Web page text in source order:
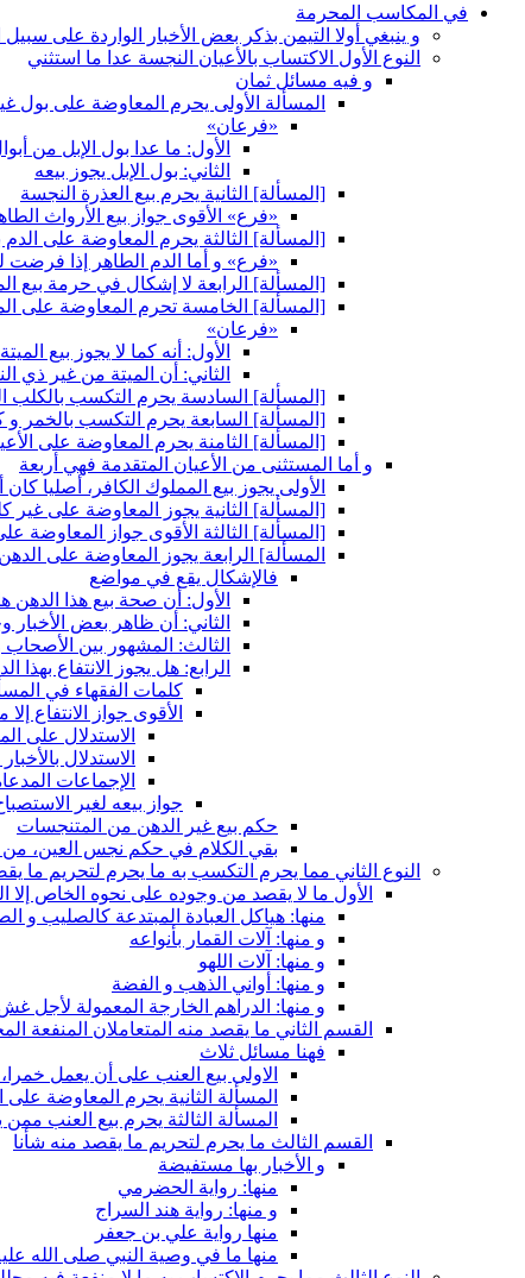
في المكاسب المحرمة
و ينبغي أولا التيمن بذكر بعض الأخبار الواردة على
النوع الأول الاكتساب بالأعيان النجسة عدا ما استثني
و فيه مسائل ثمان
المسألة الأولى يحرم المعاوضة على بول
«فرعان»
الأول: ما عدا بول الإبل من
الثاني: بول الإبل يجوز بيعه
[المسألة] الثانية يحرم بيع العذرة النجسة
«فرع» الأقوى جواز بيع الأرواث
[المسألة] الثالثة يحرم المعاوضة على الدم
«فرع» و أما الدم الطاهر إذا فرضت
[المسألة] الرابعة لا إشكال في حرمة بيع
[المسألة] الخامسة تحرم المعاوضة على
«فرعان»
الأول: أنه كما لا يجوز بيع
الثاني: أن الميتة من غير ذي
[المسألة] السادسة يحرم التكسب بالكلب
[المسألة] السابعة يحرم التكسب بالخمر
[المسألة] الثامنة يحرم المعاوضة على
و أما المستثنى من الأعيان المتقدمة فهي أربعة
الأولى يجوز بيع المملوك الكافر، أصليا كان
[المسألة] الثانية يجوز المعاوضة على
[المسألة] الثالثة الأقوى جواز المعاوضة
المسألة] الرابعة يجوز المعاوضة على
فالإشكال يقع في مواضع
الأول: أن صحة بيع هذا
الثاني: أن ظاهر بعض
الثالث: المشهور بين
الرابع: هل يجوز الانتفاع
كلمات الفقهاء في
الأقوى جواز الانتفاع
الاستدلال على
الاستدلال
الإجماعات
جواز بيعه لغير
حكم بيع غير الدهن من المتنجسات
بقي الكلام في حكم نجس العين، من
النوع الثاني مما يحرم التكسب به ما يحرم لتحريم ما
الأول ما لا يقصد من وجوده على نحوه الخاص إلا
منها: هياكل العبادة المبتدعة كالصليب و
و منها: آلات القمار بأنواعه
و منها: آلات اللهو
و منها: أواني الذهب و الفضة
و منها: الدراهم الخارجة المعمولة لأجل
القسم الثاني ما يقصد منه المتعاملان المنفعة
فهنا مسائل ثلاث
الاولى بيع العنب على أن يعمل
المسألة الثانية يحرم المعاوضة
المسألة الثالثة يحرم بيع العنب
القسم الثالث ما يحرم لتحريم ما يقصد منه شأنا
و الأخبار بها مستفيضة
منها: رواية الحضرمي
و منها: رواية هند السراج
منها رواية علي بن جعفر
منها ما في وصية النبي صلى الله